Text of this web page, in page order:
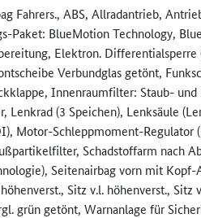
Fahrers., ABS, Allradantrieb,
Paket: BlueMotion Technology,
Elektron. Differentialsperre
Verbundglas getönt,
Innenraumfilter: Staub-
(3 Speichen), Lenksäule
Motor-Schleppmoment-Regulator
Schadstoffarm nach
Seitenairbag vorn mit
Sitz v.l. höhenverst.,
grün getönt, Warnanlage für